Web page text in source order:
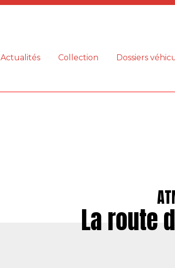
Actualités Collection Dossiers
La route